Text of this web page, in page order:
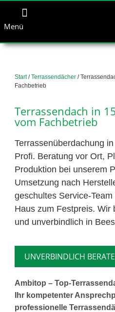
Menü
Start/Terrassendächer /
Fachbetrieb
Terrassendach in
vom Fachbetrieb
Terrassenüberdachung
Profi. Beratung vor Ort,
Produktion bei unserem
Umsetzung nach
geschultes Service-
Haus zum Festpreis. Wir
und unverbindlich in
UNVERBINDLICH
Ambitop – Top-
Ihr kompetenter
professionelle